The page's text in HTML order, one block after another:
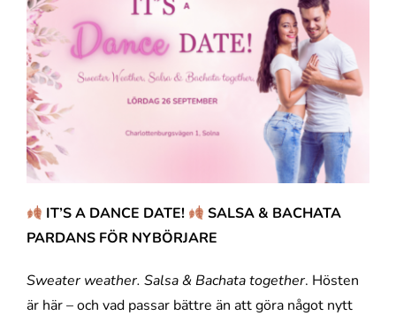
IT’S A DANCE DATE!
SALSA & BACHATA
PARDANS FÖR NYBÖRJARE
Sweater weather. Salsa & Bachata together. Hösten
är här – och vad passar bättre än att göra något nytt